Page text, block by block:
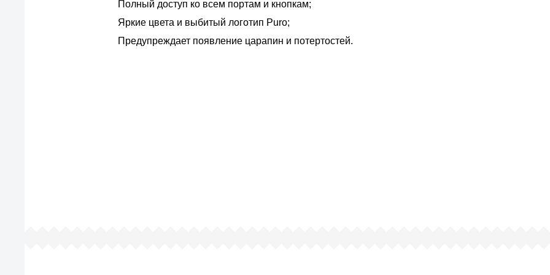
Полный доступ ко всем портам и кнопкам;
Яркие цвета и выбитый логотип Puro;
Предупреждает появление царапин и потертостей.